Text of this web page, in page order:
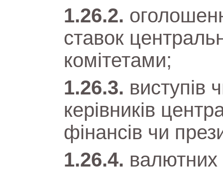
ставок
комітетами;
виступів
керівників
фінансів чи
валютних